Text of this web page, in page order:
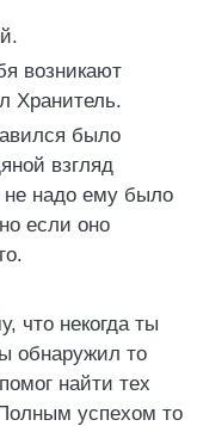
возникают
Хранитель.
было
взгляд
надо ему было
если оно
что некогда ты
обнаружил то
найти тех
успехом то